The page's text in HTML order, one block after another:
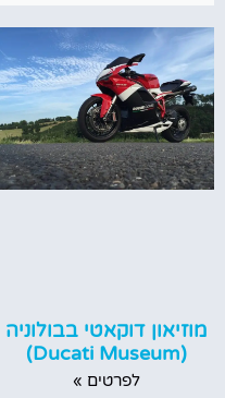
מוזיאון דוקאטי בבולוניה
(Ducati Museum)
לפרטים »